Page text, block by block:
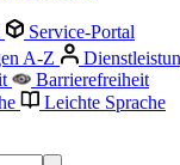
Service-Portal
A-Z
Barrierefreiheit
Leichte Sprache